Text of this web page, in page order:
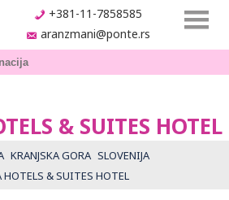
+381-11-7858585
aranzmani@ponte.rs
& SUITES HOTEL
KRANJSKA GORA SLOVENIJA
HOTELS & SUITES HOTEL